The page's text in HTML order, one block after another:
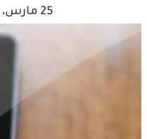
25 مارس، 2024